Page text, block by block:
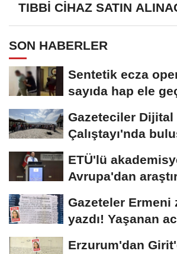
TIBBİ CİHAZ SATIN
SON HABERLER
Sentetik ecza
sayıda hap ele
Gazeteciler Dijital
Çalıştayı'nda
ETÜ'lü
Avrupa'dan
Gazeteler Ermeni
yazdı! Yaşanan
Erzurum'dan